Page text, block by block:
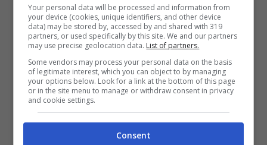
per il racconto delle eccellenze italiane e
possa allo stesso tempo contribuire alla
crescita dell’export. Nel Presidente Urbano
Cairo abbiamo trovato un alleato che ha
sposato questo tema”.
“Il Giro d’Italia è partito oggi nel
Your personal data will be processed and information from
your device (cookies, unique identifiers, and other device
data) may be stored by, accessed by and shared with 319
partners, or used specifically by this site. We and our partners
may use precise geolocation data. List of partners.
Some vendors may process your personal data on the basis
of legitimate interest, which you can object to by managing
your options below. Look for a link at the bottom of this page
or in the site menu to manage or withdraw consent in privacy
and cookie settings.
Consent